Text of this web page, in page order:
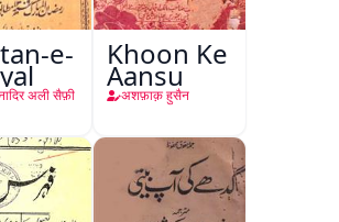
e-
अली सैफ़ी
Khoon Ke
Aansu
अशफ़ाक़ हुसैन